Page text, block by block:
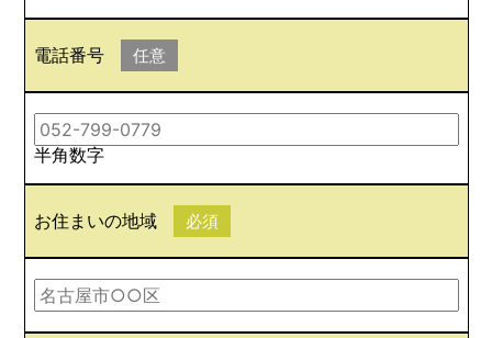
電話番号 任意
半角数字
お住まいの地域 必須